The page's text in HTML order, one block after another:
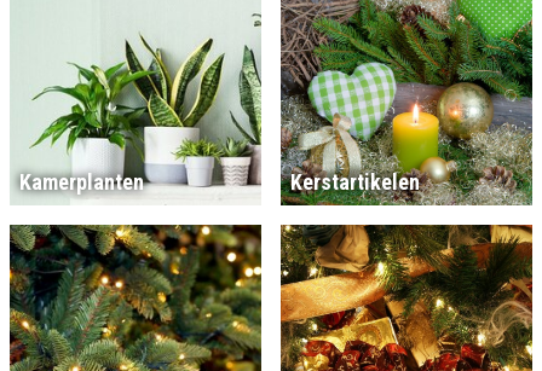
Kamerplanten Kerstartikelen